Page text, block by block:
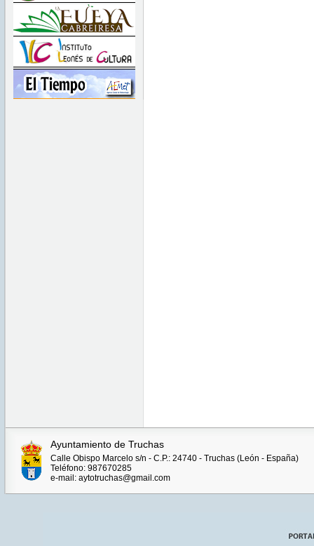
Ayuntamiento de Truchas
Calle Obispo Marcelo s/n - C.P.: 24740 - Truchas (León - España)
Teléfono: 987670285
e-mail: aytotruchas@gmail.com